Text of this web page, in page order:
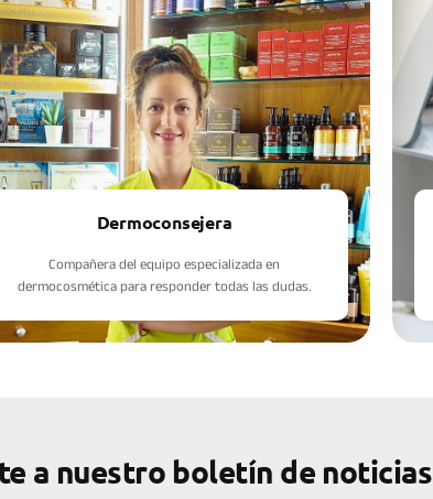
Dermoconsejera
Compañera del equipo especializada en
dermocosmética para responder todas las dudas.
a nuestro boletín de noticias